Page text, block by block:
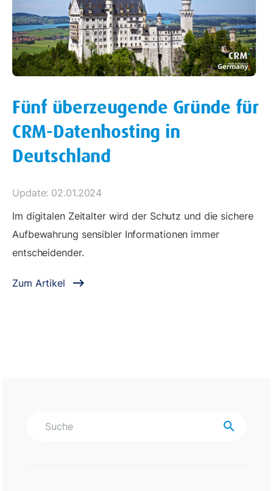
Fünf überzeugende Gründe für
CRM-Datenhosting in
Deutschland
Update: 02.01.2024
Im digitalen Zeitalter wird der Schutz und die sichere
Aufbewahrung sensibler Informationen immer
entscheidender.
Zum Artikel
search